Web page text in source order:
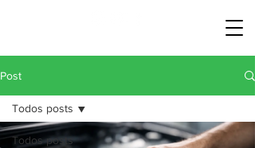
Post
Todos posts
Todos posts